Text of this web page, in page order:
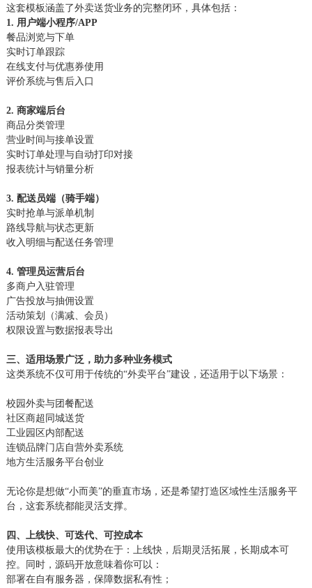
这套模板涵盖了外卖送货业务的完整闭环，具体包括：
1. 用户端小程序/APP
餐品浏览与下单
实时订单跟踪
在线支付与优惠券使用
评价系统与售后入口
2. 商家端后台
商品分类管理
营业时间与接单设置
实时订单处理与自动打印对接
报表统计与销量分析
3. 配送员端（骑手端）
实时抢单与派单机制
路线导航与状态更新
收入明细与配送任务管理
4. 管理员运营后台
多商户入驻管理
广告投放与抽佣设置
活动策划（满减、会员）
权限设置与数据报表导出
三、适用场景广泛，助力多种业务模式
这类系统不仅可用于传统的“外卖平台”建设，还适用于以下场景：
校园外卖与团餐配送
社区商超同城送货
工业园区内部配送
连锁品牌门店自营外卖系统
地方生活服务平台创业
无论你是想做“小而美”的垂直市场，还是希望打造区域性生活服务平
台，这套系统都能灵活支撑。
四、上线快、可迭代、可控成本
使用该模板最大的优势在于：上线快，后期灵活拓展，长期成本可
控。同时，源码开放意味着你可以：
部署在自有服务器，保障数据私有性；